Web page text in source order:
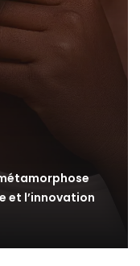
et l’innovation